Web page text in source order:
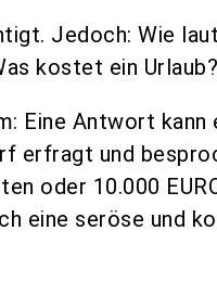
Jedoch: Wie
kostet ein Urlaub?
Eine Antwort
erfragt und
oder 10.000
eine seröse und